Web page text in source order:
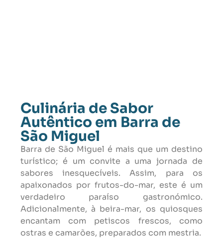
Culinária de Sabor
Autêntico em Barra de
São Miguel
Barra de São Miguel é mais que um destino
turístico; é um convite a uma jornada de
sabores inesquecíveis. Assim, para os
apaixonados por frutos-do-mar, este é um
verdadeiro paraíso gastronómico.
Adicionalmente, à beira-mar, os quiosques
encantam com petiscos frescos, como
ostras e camarões, preparados com mestria.